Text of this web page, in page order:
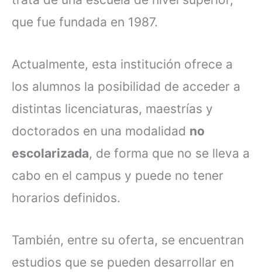
que fue fundada en 1987.
Actualmente, esta institución ofrece a
los alumnos la posibilidad de acceder a
distintas licenciaturas, maestrías y
doctorados en una modalidad no
escolarizada, de forma que no se lleva a
cabo en el campus y puede no tener
horarios definidos.
También, entre su oferta, se encuentran
estudios que se pueden desarrollar en